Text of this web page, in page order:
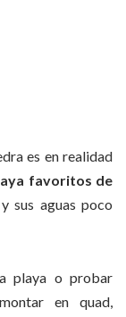
es en realidad
favoritos de
sus aguas poco
playa o probar
en quad,